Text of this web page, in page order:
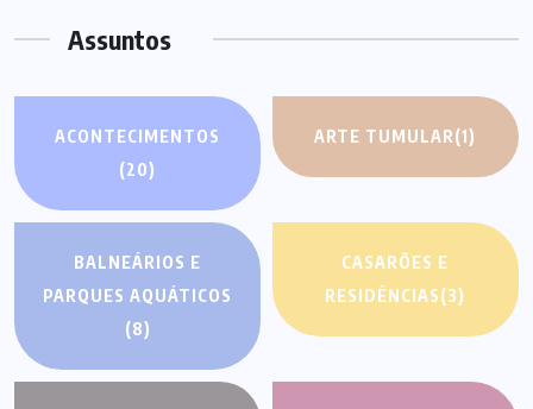
Assuntos
ACONTECIMENTOS
(20)
ARTE TUMULAR(1)
BALNEÁRIOS E
PARQUES AQUÁTICOS
(8)
CASARÕES E
RESIDÊNCIAS(3)